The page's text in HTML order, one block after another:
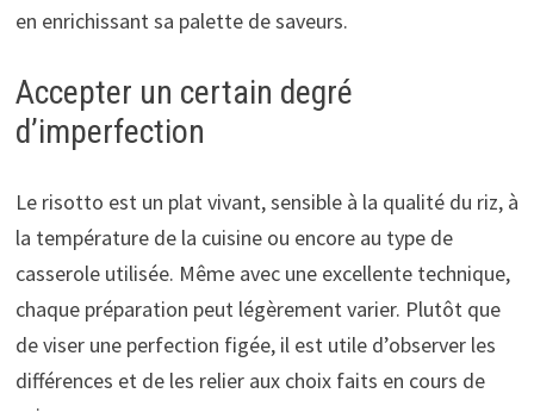
en enrichissant sa palette de saveurs.
Accepter un certain degré
d’imperfection
Le risotto est un plat vivant, sensible à la qualité du riz, à
la température de la cuisine ou encore au type de
casserole utilisée. Même avec une excellente technique,
chaque préparation peut légèrement varier. Plutôt que
de viser une perfection figée, il est utile d’observer les
différences et de les relier aux choix faits en cours de